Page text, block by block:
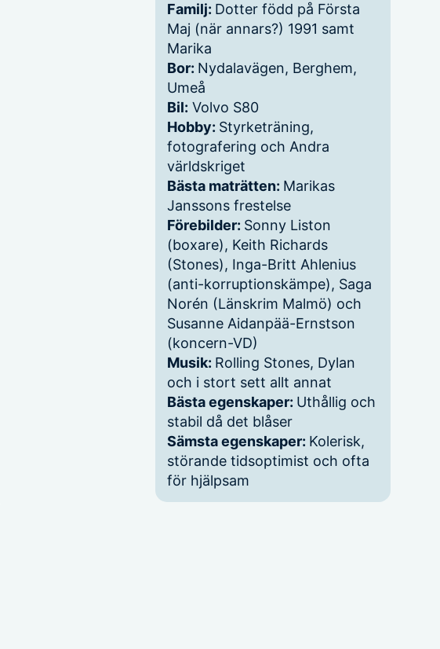
Familj: Dotter född på Första
Maj (när annars?) 1991 samt
Marika
Bor: Nydalavägen, Berghem,
Umeå
Bil: Volvo S80
Hobby: Styrketräning,
fotografering och Andra
världskriget
Bästa maträtten: Marikas
Janssons frestelse
Förebilder: Sonny Liston
(boxare), Keith Richards
(Stones), Inga-Britt Ahlenius
(anti-korruptionskämpe), Saga
Norén (Länskrim Malmö) och
Susanne Aidanpää-Ernstson
(koncern-VD)
Musik: Rolling Stones, Dylan
och i stort sett allt annat
Bästa egenskaper: Uthållig och
stabil då det blåser
Sämsta egenskaper: Kolerisk,
störande tidsoptimist och ofta
för hjälpsam